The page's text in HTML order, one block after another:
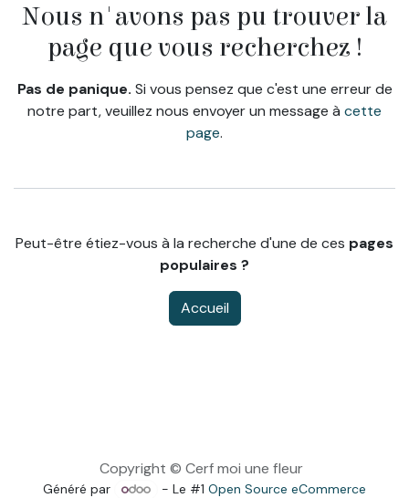
Erreur 404
Nous n'avons pas pu trouver la
page que vous recherchez !
Pas de panique. Si vous pensez que c'est une erreur de
notre part, veuillez nous envoyer un message à cette
page.
Peut-être étiez-vous à la recherche d'une de ces pages
populaires ?
Accueil
Copyright © Cerf moi une fleur
Généré par - Le #1Open Source eCommerce